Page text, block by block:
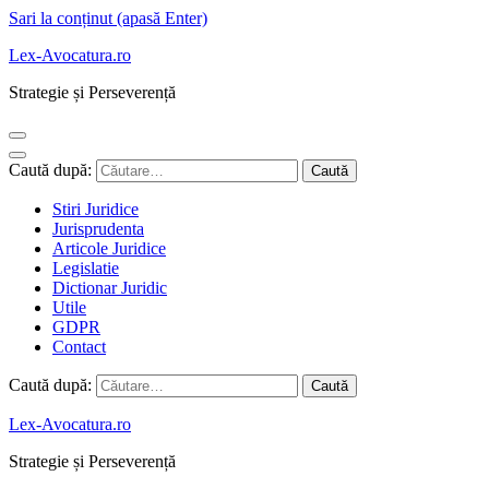
Sari la conținut (apasă Enter)
Lex-Avocatura.ro
Strategie și Perseverență
Caută după:
Stiri Juridice
Jurisprudenta
Articole Juridice
Legislatie
Dictionar Juridic
Utile
GDPR
Contact
Caută după:
Lex-Avocatura.ro
Strategie și Perseverență